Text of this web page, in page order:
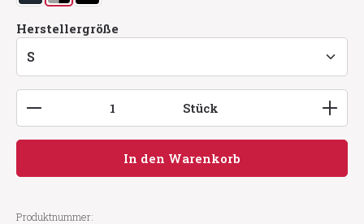
Herstellergröße
Produkt Anzahl: Gib den gewünschten Wert
Stück
In den Warenkorb
Produktnummer: